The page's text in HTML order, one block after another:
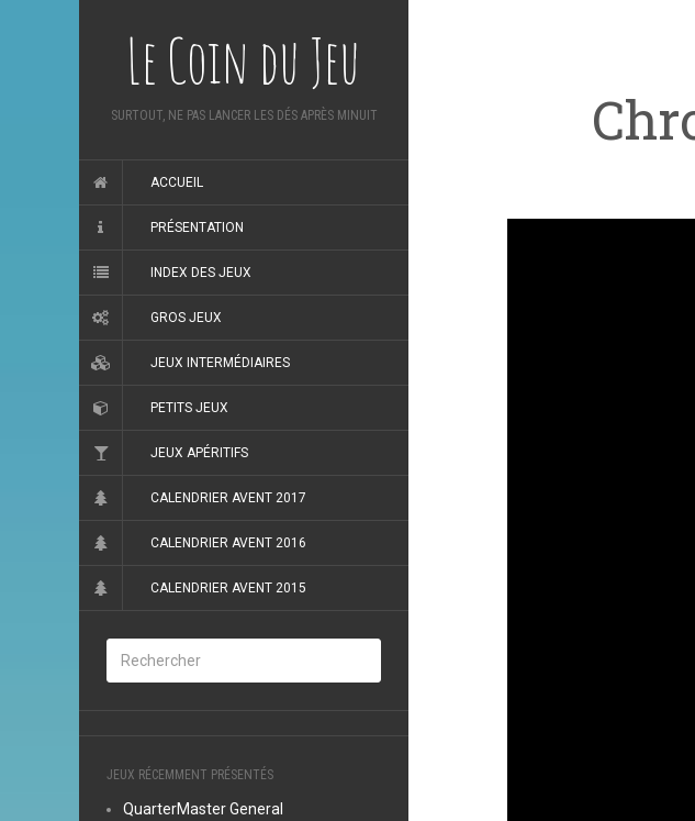
Le Coin du Jeu
SURTOUT, NE PAS LANCER LES DÉS APRÈS MINUIT
ACCUEIL
PRÉSENTATION
INDEX DES JEUX
GROS JEUX
JEUX INTERMÉDIAIRES
PETITS JEUX
JEUX APÉRITIFS
CALENDRIER AVENT 2017
CALENDRIER AVENT 2016
CALENDRIER AVENT 2015
JEUX RÉCEMMENT PRÉSENTÉS
QuarterMaster General